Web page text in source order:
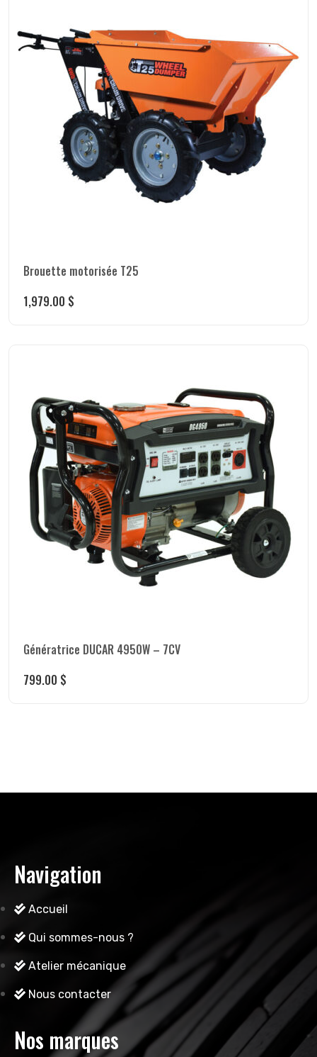
Brouette motorisée T25
1,979.00 $
Génératrice DUCAR 4950W – 7CV
799.00 $
Navigation
Accueil
Qui sommes-nous ?
Atelier mécanique
Nous contacter
Nos marques